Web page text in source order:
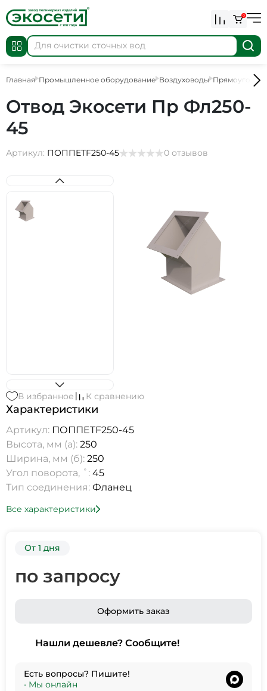
0
Главная Промышленное оборудование Воздуховоды
Отвод Экосети Пр Фл250-
45
Артикул: ПОППETF250-45 0 отзывов
В избранное К сравнению
Характеристики
Артикул: ПОППETF250-45
Высота, мм (а): 250
Ширина, мм (б): 250
Угол поворота, ˚: 45
Тип соединения: Фланец
Все характеристики
От 1 дня
по запросу
Оформить заказ
Нашли дешевле? Сообщите!
Есть вопросы? Пишите!
• Мы онлайн